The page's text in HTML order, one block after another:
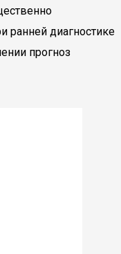
ранней диагностике
прогноз